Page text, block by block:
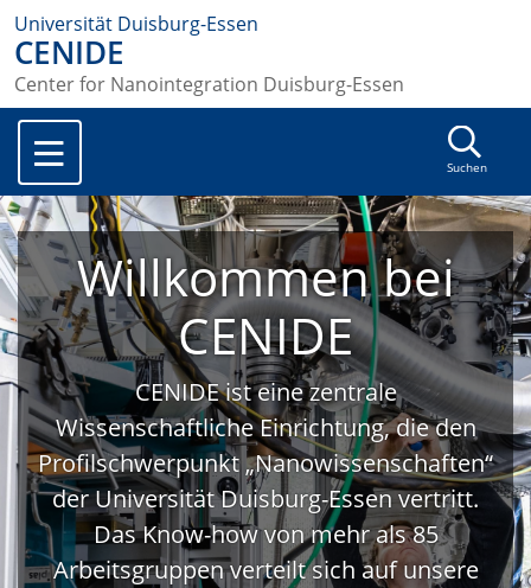
Universität Duisburg-Essen
CENIDE
Center for Nanointegration Duisburg-Essen
Suchen
Willkommen bei
CENIDE
CENIDE ist eine zentrale
Wissenschaftliche Einrichtung, die den
Profilschwerpunkt „Nanowissenschaften“
der Universität Duisburg-Essen vertritt.
Das Know-how von mehr als 85
Arbeitsgruppen verteilt sich auf unsere